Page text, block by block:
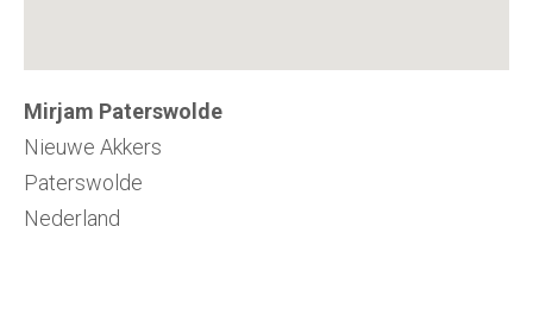
Mirjam Paterswolde
Nieuwe Akkers
Paterswolde
Nederland